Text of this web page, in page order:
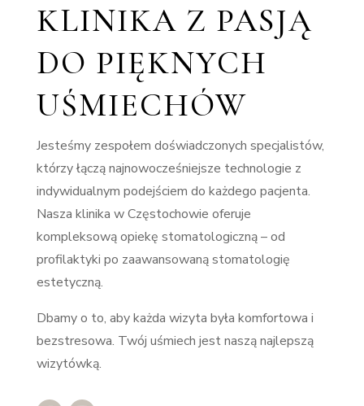
KLINIKA Z PASJĄ
DO PIĘKNYCH
UŚMIECHÓW
Jesteśmy zespołem doświadczonych specjalistów,
którzy łączą najnowocześniejsze technologie z
indywidualnym podejściem do każdego pacjenta.
Nasza klinika w Częstochowie oferuje
kompleksową opiekę stomatologiczną – od
profilaktyki po zaawansowaną stomatologię
estetyczną.
Dbamy o to, aby każda wizyta była komfortowa i
bezstresowa. Twój uśmiech jest naszą najlepszą
wizytówką.